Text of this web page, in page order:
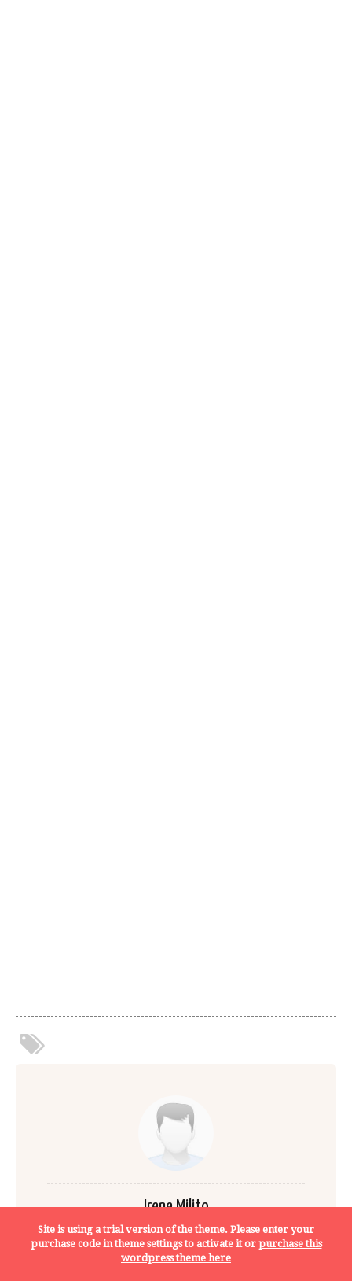
Irene Milito
Site is using a trial version of the theme. Please enter your
purchase code in theme settings to activate it or purchase this
wordpress theme here